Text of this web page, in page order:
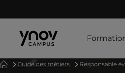
AccueilGuide des métiers Responsable